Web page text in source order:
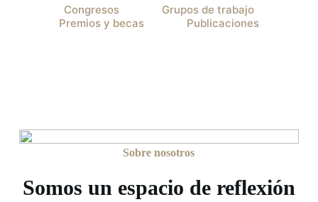
Congresos
Grupos de trabajo
Premios y becas
Publicaciones
Sobre nosotros
Somos un espacio de reflexión